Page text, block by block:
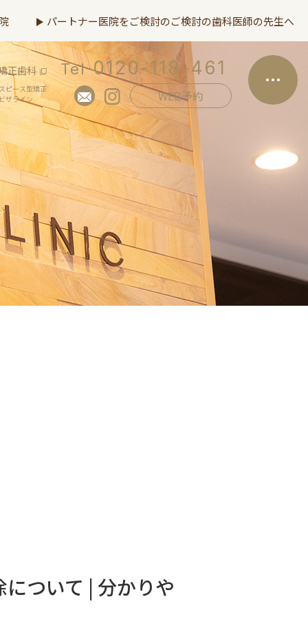
パートナー医院をご検討のご検討の歯科医師の先生へ
正歯科
ピース型矯正
ザライン
Tel 0120-118-461
WEB予約
ついて | 分かりや